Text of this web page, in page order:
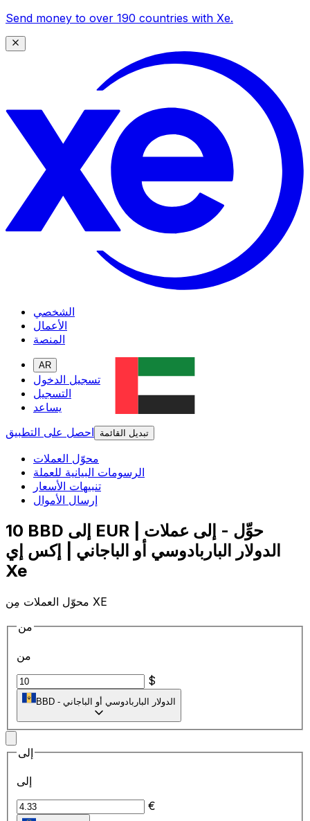
Send money to over 190 countries with Xe.
الشخصي
الأعمال
المنصة
AR
تسجيل الدخول
التسجيل
يساعد
احصل على التطبيق
تبديل القائمة
محوّل العملات
الرسومات البيانية للعملة
تنبيهات الأسعار
إرسال الأموال
10 BBD إلى EUR | حوِّل - إلى عملات
الدولار الباربادوسي أو الباجاني | إكس إي
Xe
محوّل العملات مِن XE
من
من
$
BBD - الدولار الباربادوسي أو الباجاني
إلى
إلى
€